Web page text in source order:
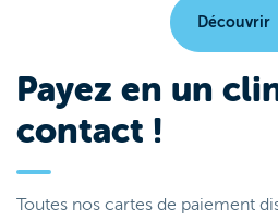
Découvrir
Payez en un
contact !
Toutes nos cartes de paiement